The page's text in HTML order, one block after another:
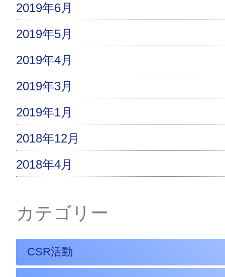
2019年6月
2019年5月
2019年4月
2019年3月
2019年1月
2018年12月
2018年4月
カテゴリー
CSR活動